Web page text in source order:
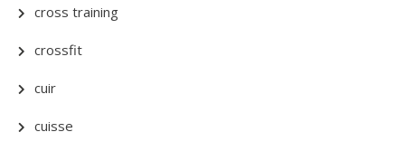
cross training
crossfit
cuir
cuisse